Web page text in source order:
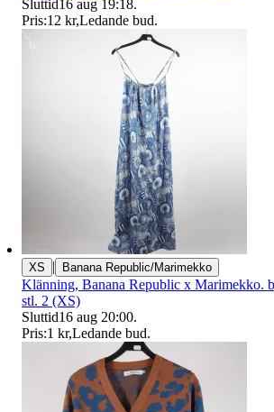
Sluttid16 aug 19:18.
Pris:12 kr,Ledande bud.
XS | Banana Republic/Marimekko
Klänning, Banana Republic x Marimekko.
stl. 2 (XS)
Sluttid16 aug 20:00.
Pris:1 kr,Ledande bud.